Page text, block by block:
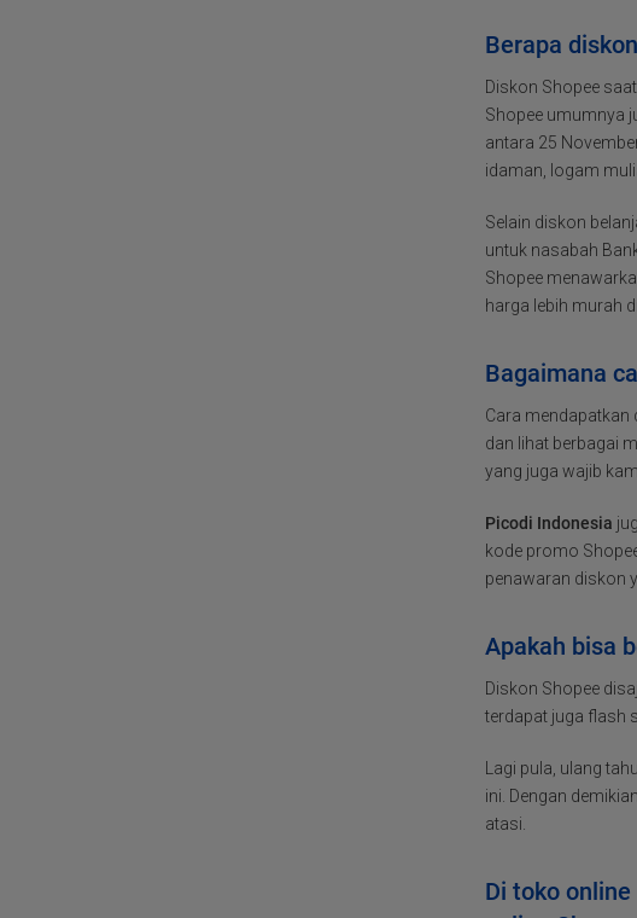
Berapa
Diskon Shopee
Shopee umumnya
antara 25
idaman, logam
Selain diskon
untuk nasabah
Shopee
harga lebih murah
Bagaimana
Cara mendapatkan
dan lihat berbagai
yang juga wajib
Picodi Indonesia
kode promo
penawaran diskon
Apakah bisa
Diskon Shopee
terdapat juga flash
Lagi pula, ulang
ini. Dengan
atasi.
Di toko